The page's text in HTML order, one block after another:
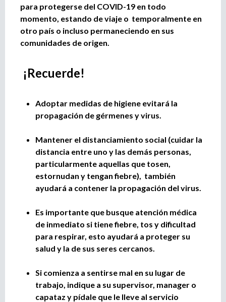
para protegerse del COVID-19 en todo
momento, estando de viaje o temporalmente en
otro país o incluso permaneciendo en sus
comunidades de origen.
¡Recuerde!
Adoptar medidas de higiene evitará la
propagación de gérmenes y virus.
Mantener el distanciamiento social (cuidar la
distancia entre uno y las demás personas,
particularmente aquellas que tosen,
estornudan y tengan fiebre), también
ayudará a contener la propagación del virus.
Es importante que busque atención médica
de inmediato si tiene fiebre, tos y dificultad
para respirar, esto ayudará a proteger su
salud y la de sus seres cercanos.
Si comienza a sentirse mal en su lugar de
trabajo, indique a su supervisor, manager o
capataz y pídale que le lleve al servicio